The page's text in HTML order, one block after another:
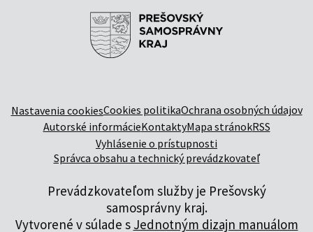
Nastavenia cookiesCookies politikaOchrana osobných údajov
Autorské informácieKontaktyMapa stránokRSS
Vyhlásenie o prístupnosti
Správca obsahu a technický prevádzkovateľ
Prevádzkovateľom služby je Prešovský
samosprávny kraj.
Vytvorené v súlade s Jednotným dizajn manuálom